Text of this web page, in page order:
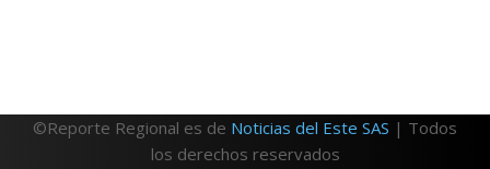
©Reporte Regional es de Noticias del Este SAS | Todos
los derechos reservados